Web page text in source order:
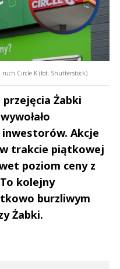
Circle K (fot. Shutterstock)
przejęcia Żabki
Akcje
w trakcie piątkowej
poziom ceny z
kolejny
burzliwym
Żabki.